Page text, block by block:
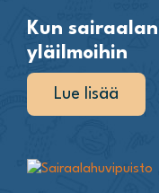
Kun
yläilmoihin
Lue lisää